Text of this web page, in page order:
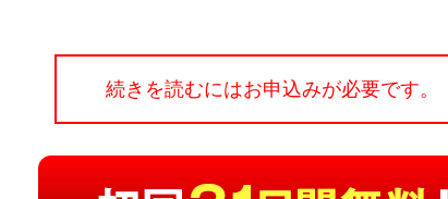
続きを読むにはお申込みが必要です。